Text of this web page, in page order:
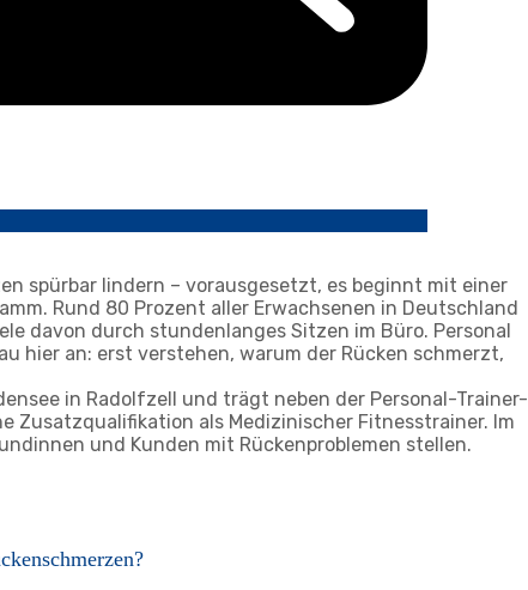
spürbar lindern – vorausgesetzt, es beginnt mit einer
Rund 80 Prozent aller Erwachsenen in Deutschland
davon durch stundenlanges Sitzen im Büro. Personal
hier an: erst verstehen, warum der Rücken schmerzt,
in Radolfzell und trägt neben der Personal-Trainer-
Zusatzqualifikation als Medizinischer Fitnesstrainer. Im
und Kunden mit Rückenproblemen stellen.